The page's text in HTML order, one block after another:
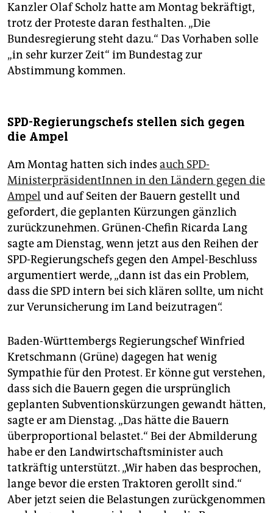
Kanzler Olaf Scholz hatte am Montag bekräftigt,
trotz der Proteste daran festhalten. „Die
Bundesregierung steht dazu.“ Das Vorhaben solle
„in sehr kurzer Zeit“ im Bundestag zur
Abstimmung kommen.
SPD-Regierungschefs stellen sich gegen
die Ampel
Am Montag hatten sich indes auch SPD-
MinisterpräsidentInnen in den Ländern gegen die
Ampel und auf Seiten der Bauern gestellt und
gefordert, die geplanten Kürzungen gänzlich
zurückzunehmen. Grünen-Chefin Ricarda Lang
sagte am Dienstag, wenn jetzt aus den Reihen der
SPD-Regierungschefs gegen den Ampel-Beschluss
argumentiert werde, „dann ist das ein Problem,
dass die SPD intern bei sich klären sollte, um nicht
zur Verunsicherung im Land beizutragen“.
Baden-Württembergs Regierungschef Winfried
Kretschmann (Grüne) dagegen hat wenig
Sympathie für den Protest. Er könne gut verstehen,
dass sich die Bauern gegen die ursprünglich
geplanten Subventionskürzungen gewandt hätten,
sagte er am Dienstag. „Das hätte die Bauern
überproportional belastet.“ Bei der Abmilderung
habe er den Landwirtschaftsminister auch
tatkräftig unterstützt. „Wir haben das besprochen,
lange bevor die ersten Traktoren gerollt sind.“
Aber jetzt seien die Belastungen zurückgenommen